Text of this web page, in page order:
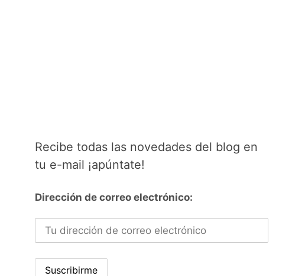
Recibe todas las novedades del blog en
tu e-mail ¡apúntate!
Dirección de correo electrónico: